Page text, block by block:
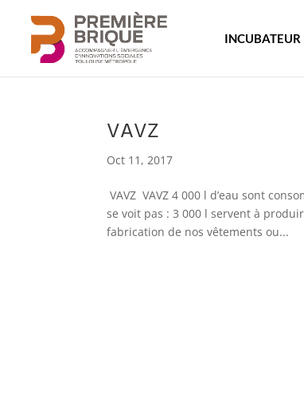
VAVZ
Oct 11, 2017
VAVZ VAVZ 4 000 l d’eau sont
se voit pas : 3 000 l servent à
fabrication de nos vêtements ou...